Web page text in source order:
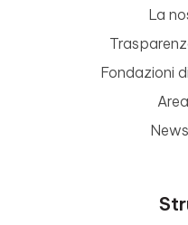
La
Fondazioni